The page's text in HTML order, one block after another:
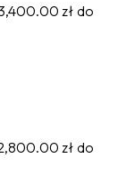
zł do
zł do